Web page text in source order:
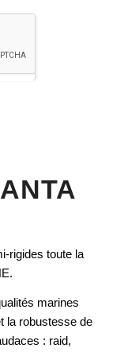
rigides toute la
marines
la robustesse de
: raid,